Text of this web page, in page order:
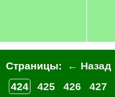
Страницы: ← Назад
424
425 426 427